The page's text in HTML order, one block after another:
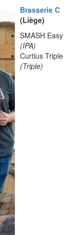
Brasserie C
(Liège)
SMASH Easy
(IPA)
Curtius Triple
(Triple)